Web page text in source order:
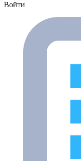
Войти